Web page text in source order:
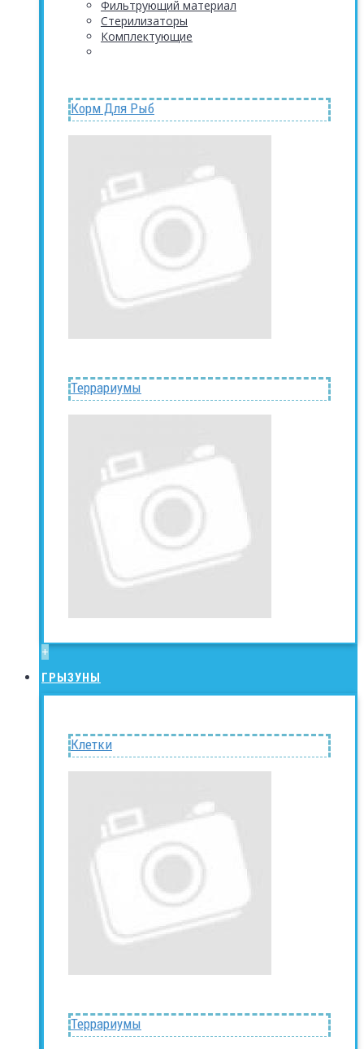
Фильтрующий материал
Стерилизаторы
Комплектующие
Корм Для Рыб
Террариумы
+
ГРЫЗУНЫ
Клетки
Террариумы